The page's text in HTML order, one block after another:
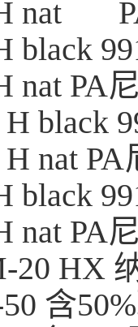
nat
black
nat PA
black
nat PA
black
nat PA
20 HX
50 含